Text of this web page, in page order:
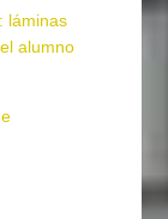
láminas
alumno